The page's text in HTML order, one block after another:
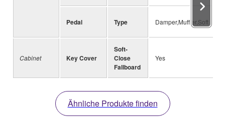
Pedal Type Damper,Muffler,Soft
Cabinet Key Cover
Soft-
Close
Fallboard
Yes
Ähnliche Produkte finden